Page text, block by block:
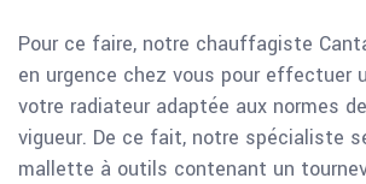
Pour ce faire, notre chauffagiste
en urgence chez vous pour effectuer
votre radiateur adaptée aux normes
vigueur. De ce fait, notre spécialiste
mallette à outils contenant un